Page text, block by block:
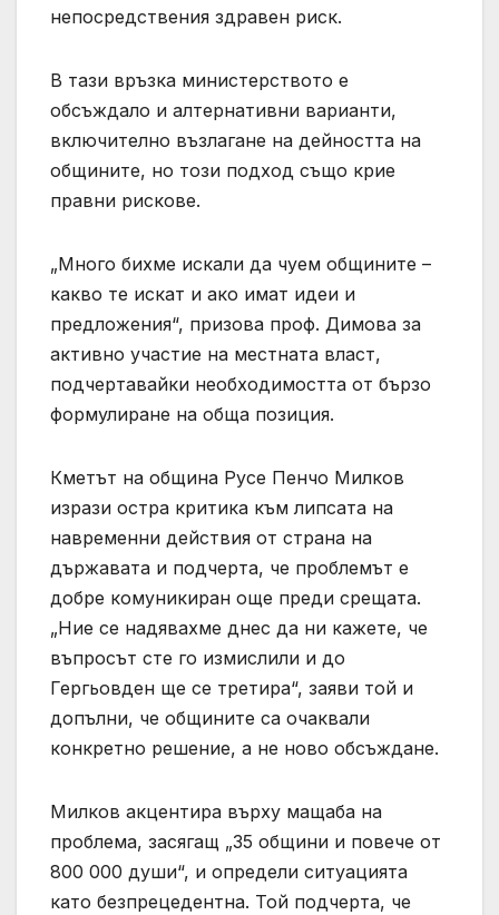
непосредствения здравен риск.
В тази връзка министерството е
обсъждало и алтернативни варианти,
включително възлагане на дейността на
общините, но този подход също крие
правни рискове.
„Много бихме искали да чуем общините –
какво те искат и ако имат идеи и
предложения“, призова проф. Димова за
активно участие на местната власт,
подчертавайки необходимостта от бързо
формулиране на обща позиция.
Кметът на община Русе Пенчо Милков
изрази остра критика към липсата на
навременни действия от страна на
държавата и подчерта, че проблемът е
добре комуникиран още преди срещата.
„Ние се надявахме днес да ни кажете, че
въпросът сте го измислили и до
Гергьовден ще се третира“, заяви той и
допълни, че общините са очаквали
конкретно решение, а не ново обсъждане.
Милков акцентира върху мащаба на
проблема, засягащ „35 общини и повече от
800 000 души“, и определи ситуацията
като безпрецедентна. Той подчерта, че